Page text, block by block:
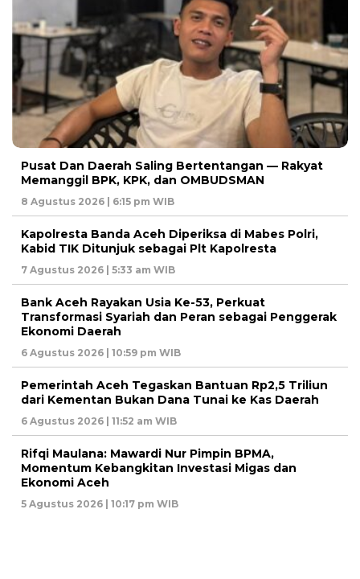
Pusat Dan Daerah Saling Bertentangan — Rakyat
Memanggil BPK, KPK, dan OMBUDSMAN
8 Agustus 2026 | 6:15 pm WIB
Kapolresta Banda Aceh Diperiksa di Mabes Polri,
Kabid TIK Ditunjuk sebagai Plt Kapolresta
7 Agustus 2026 | 5:33 am WIB
Bank Aceh Rayakan Usia Ke-53, Perkuat
Transformasi Syariah dan Peran sebagai Penggerak
Ekonomi Daerah
6 Agustus 2026 | 10:59 pm WIB
Pemerintah Aceh Tegaskan Bantuan Rp2,5 Triliun
dari Kementan Bukan Dana Tunai ke Kas Daerah
6 Agustus 2026 | 11:52 am WIB
Rifqi Maulana: Mawardi Nur Pimpin BPMA,
Momentum Kebangkitan Investasi Migas dan
Ekonomi Aceh
5 Agustus 2026 | 10:17 pm WIB